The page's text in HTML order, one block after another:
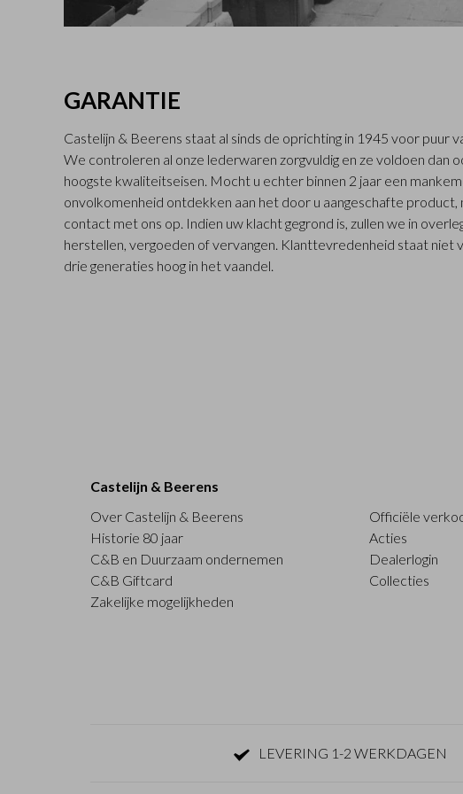
GARANTIE
Castelijn & Beerens staat al sinds de oprichting in 1945 voor puur
We controleren al onze lederwaren zorgvuldig en ze voldoen dan
hoogste kwaliteitseisen. Mocht u echter binnen 2 jaar een
onvolkomenheid ontdekken aan het door u aangeschafte product,
contact met ons op. Indien uw klacht gegrond is, zullen we in
herstellen, vergoeden of vervangen. Klanttevredenheid staat niet
drie generaties hoog in het vaandel.
Castelijn & Beerens
Over Castelijn & Beerens
Historie 80 jaar
C&B en Duurzaam ondernemen
C&B Giftcard
Zakelijke mogelijkheden
Officiële
Acties
Dealerlogin
Collecties
LEVERING 1-2 WERKDAGEN